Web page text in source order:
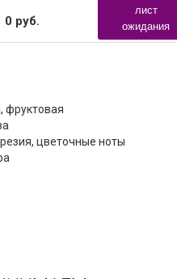
0 руб.
лист
ожидания
фруктовая
цветочные ноты